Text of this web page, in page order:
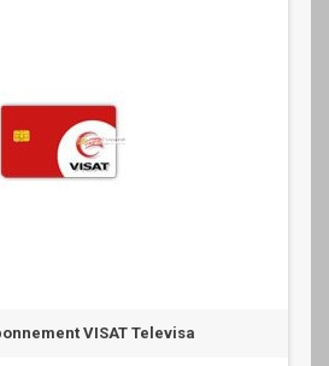
VISAT Televisa